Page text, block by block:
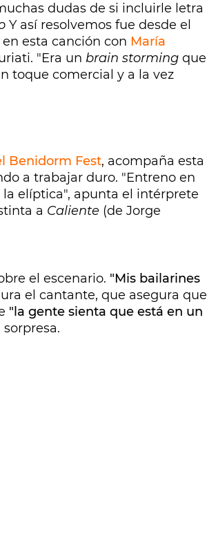
dudas de si incluirle letra
Y así resolvemos fue desde el
esta canción con María
"Era un brain storming que
toque comercial y a la vez
Benidorm Fest, acompaña esta
a trabajar duro. "Entreno en
elíptica", apunta el intérprete
a Caliente (de Jorge
el escenario. "Mis bailarines
el cantante, que asegura que
"la gente sienta que está en un